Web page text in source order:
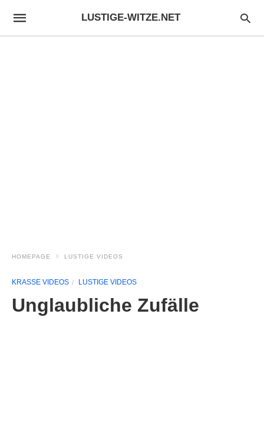
LUSTIGE-WITZE.NET
HOMEPAGE LUSTIGE VIDEOS
KRASSE VIDEOS LUSTIGE VIDEOS
Unglaubliche Zufälle